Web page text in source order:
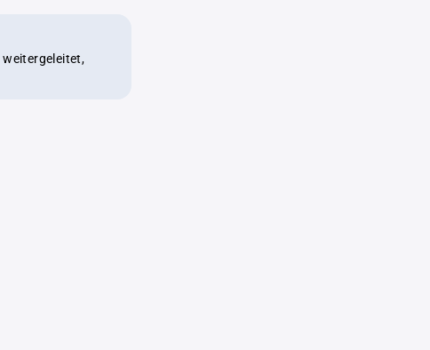
weitergeleitet,